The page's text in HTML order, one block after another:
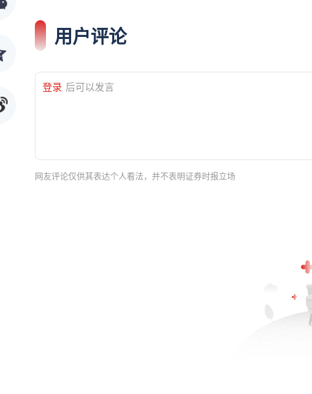
用户评论
登录 后可以发言
网友评论仅供其表达个人看法，并不表明证券时报立场